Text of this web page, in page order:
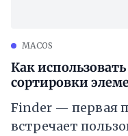
MACOS
Как
сортировки
Finder — первая
встречает